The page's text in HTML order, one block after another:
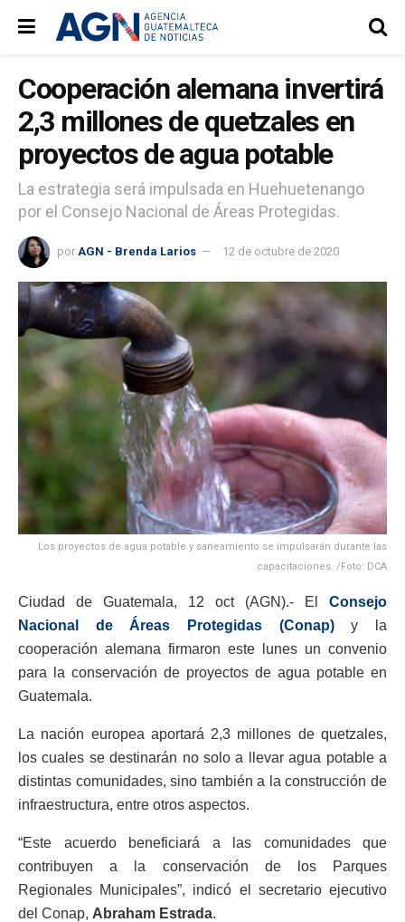
Cooperación alemana invertirá
2,3 millones de quetzales en
proyectos de agua potable
La estrategia será impulsada en Huehuetenango
por el Consejo Nacional de Áreas Protegidas.
por AGN - Brenda Larios 12 de octubre de 2020
Los proyectos de agua potable y saneamiento se impulsarán durante las
capacitaciones. /Foto: DCA
Ciudad de Guatemala, 12 oct (AGN).- El Consejo
Nacional de Áreas Protegidas (Conap)y la
cooperación alemana firmaron este lunes un convenio
para la conservación de proyectos de agua potable en
Guatemala.
La nación europea aportará 2,3 millones de quetzales,
los cuales se destinarán no solo a llevar agua potable a
distintas comunidades, sino también a la construcción de
infraestructura, entre otros aspectos.
“Este acuerdo beneficiará a las comunidades que
contribuyen a la conservación de los Parques
Regionales Municipales”, indicó el secretario ejecutivo
del Conap, Abraham Estrada.